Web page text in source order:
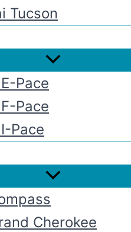
Tucson
Pace
Pace
Pace
Cherokee